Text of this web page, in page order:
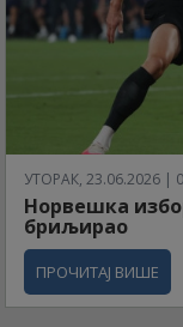
УТОРАК, 23.06.2026 |
Норвешка
бриљирао
ПРОЧИТАЈ ВИШЕ